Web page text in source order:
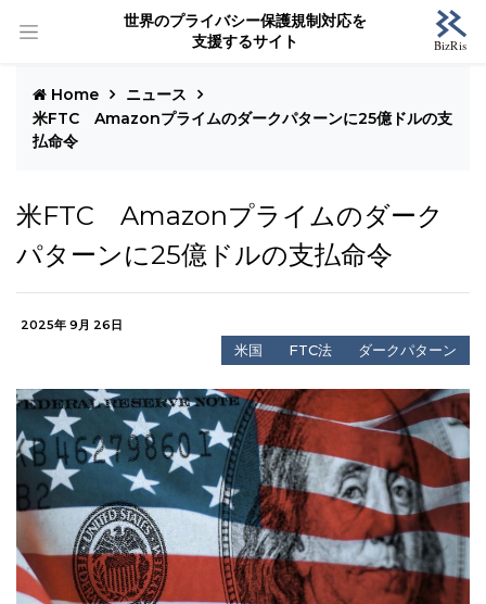
世界のプライバシー保護規制対応を
支援するサイト
Home
ニュース
米FTC Amazonプライムのダークパターンに25億ドルの支
払命令
米FTC Amazonプライムのダーク
パターンに25億ドルの支払命令
2025年 9月 26日
米国 FTC法 ダークパターン